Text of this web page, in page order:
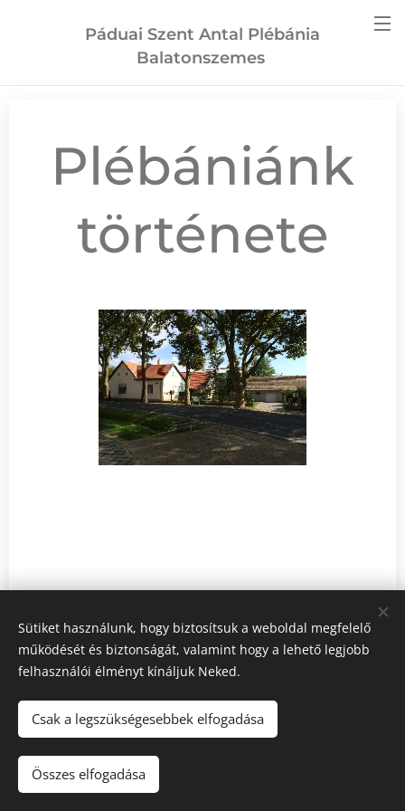
Páduai Szent Antal Plébánia
Balatonszemes
Plébániánk
története
Sütiket használunk, hogy biztosítsuk a weboldal megfelelő
működését és biztonságát, valamint hogy a lehető legjobb
felhasználói élményt kínáljuk Neked.
Csak a legszükségesebbek elfogadása
Összes elfogadása